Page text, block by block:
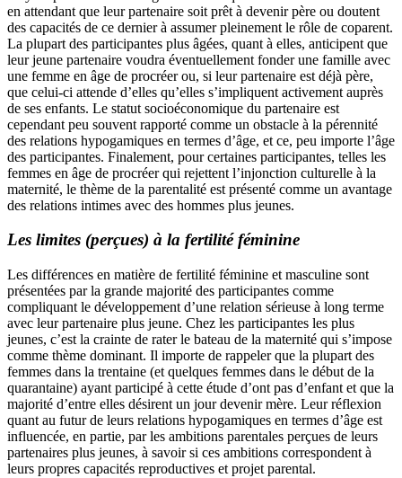
en attendant que leur partenaire soit prêt à devenir père ou doutent
des capacités de ce dernier à assumer pleinement le rôle de coparent.
La plupart des participantes plus âgées, quant à elles, anticipent que
leur jeune partenaire voudra éventuellement fonder une famille avec
une femme en âge de procréer ou, si leur partenaire est déjà père,
que celui-ci attende d’elles qu’elles s’impliquent activement auprès
de ses enfants. Le statut socioéconomique du partenaire est
cependant peu souvent rapporté comme un obstacle à la pérennité
des relations hypogamiques en termes d’âge, et ce, peu importe l’âge
des participantes. Finalement, pour certaines participantes, telles les
femmes en âge de procréer qui rejettent l’injonction culturelle à la
maternité, le thème de la parentalité est présenté comme un avantage
des relations intimes avec des hommes plus jeunes.
Les limites (perçues) à la fertilité féminine
Les différences en matière de fertilité féminine et masculine sont
présentées par la grande majorité des participantes comme
compliquant le développement d’une relation sérieuse à long terme
avec leur partenaire plus jeune. Chez les participantes les plus
jeunes, c’est la crainte de rater le bateau de la maternité qui s’impose
comme thème dominant. Il importe de rappeler que la plupart des
femmes dans la trentaine (et quelques femmes dans le début de la
quarantaine) ayant participé à cette étude d’ont pas d’enfant et que la
majorité d’entre elles désirent un jour devenir mère. Leur réflexion
quant au futur de leurs relations hypogamiques en termes d’âge est
influencée, en partie, par les ambitions parentales perçues de leurs
partenaires plus jeunes, à savoir si ces ambitions correspondent à
leurs propres capacités reproductives et projet parental.